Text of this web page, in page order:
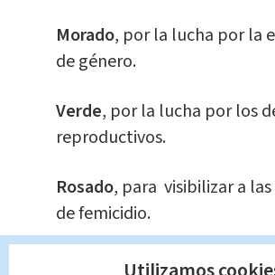
Morado, por la lucha por la
de género.
Verde, por la lucha por los
reproductivos.
Rosado, para visibilizar a
de femicidio.
Anaranjado, para eliminar la